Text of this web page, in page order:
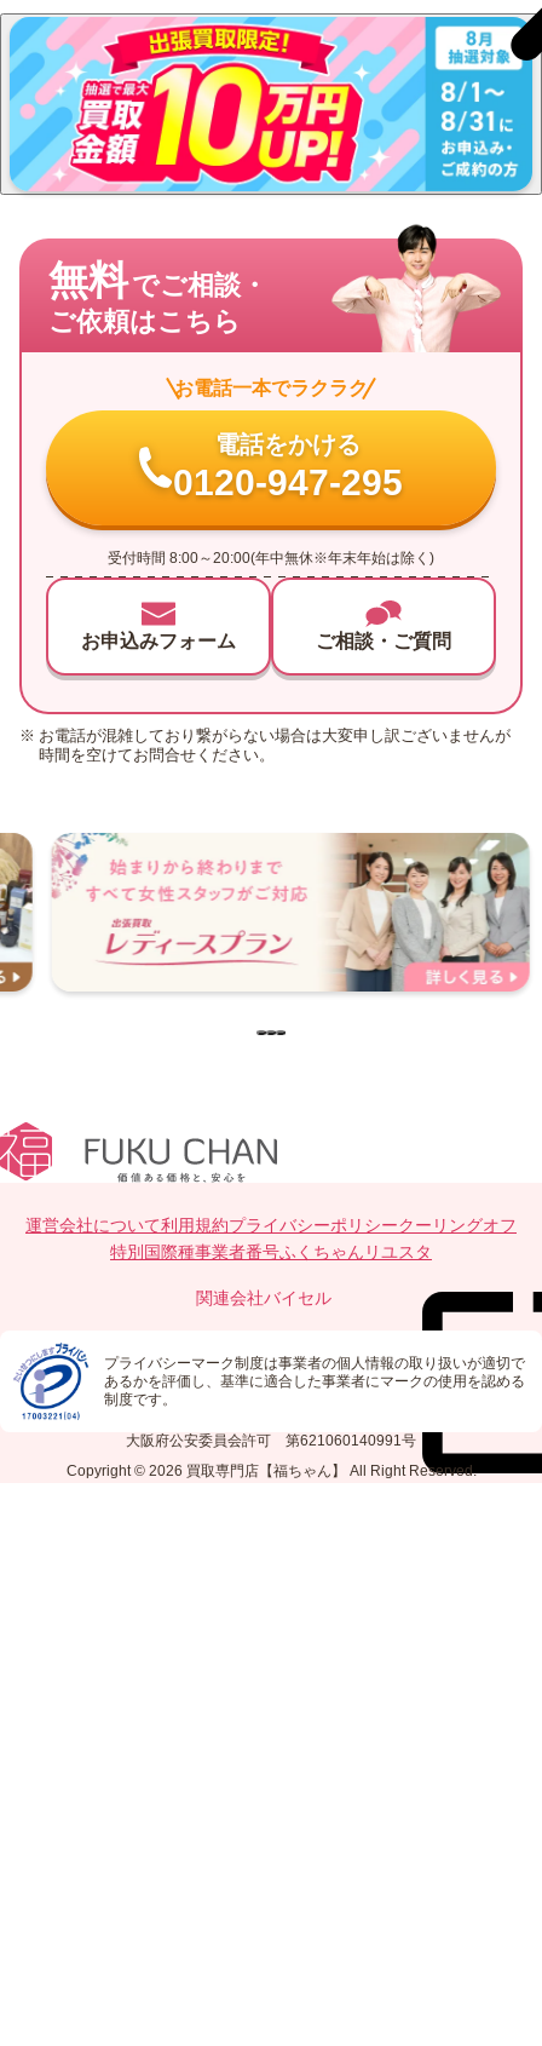
無料でご相談・
ご依頼はこちら
お電話一本でラクラク
電話をかける
0120-947-295
受付時間 8:00～20:00(年中無休※年末年始は除く)
お申込みフォーム ご相談・ご質問
お電話が混雑しており繋がらない場合は大変申し訳ございませんが
時間を空けてお問合せください。
運営会社について利用規約プライバシーポリシークーリングオフ
特別国際種事業者番号ふくちゃんリユスタ
関連会社バイセル
プライバシーマーク制度は事業者の個人情報の取り扱いが適切で
あるかを評価し、基準に適合した事業者にマークの使用を認める
制度です。
大阪府公安委員会許可 第621060140991号
Copyright © 2026 買取専門店【福ちゃん】 All Right Reserved.